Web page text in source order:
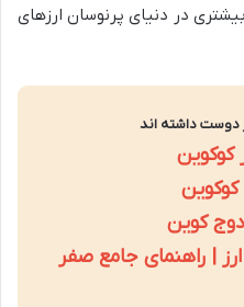
در دنیای پرنوسان ارزهای
دوست داشته اند
کوین
| راهنمای جامع صفر